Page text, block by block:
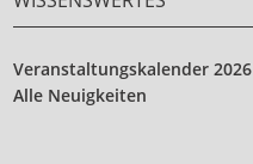
Veranstaltungskalender 2026
Alle Neuigkeiten